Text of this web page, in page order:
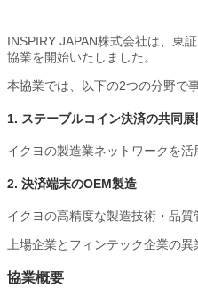
INSPIRY JAPAN株式会社は、東
協業を開始いたしました。
本協業では、以下の2つの分野で
1. ステーブルコイン決済の共同展
イクヨの製造業ネットワークを
2. 決済端末のOEM製造
イクヨの高精度な製造技術・品
上場企業とフィンテック企業の
協業概要